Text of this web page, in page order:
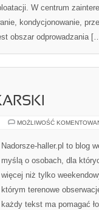
W centrum
kondycjonowanie,
obszar odprowadzania
MOŻLIWOŚĆ
Nadorsze-haller.pl to blog
myślą o osobach, dla
więcej niż tylko
którym terenowe
każdy tekst ma pomagać